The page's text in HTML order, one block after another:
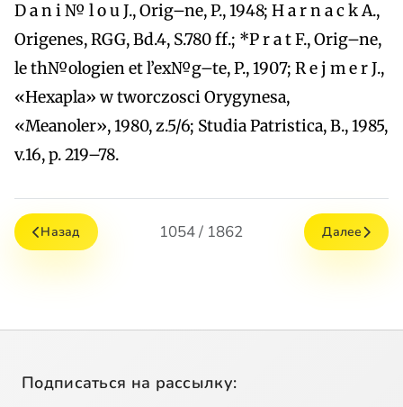
D a n i № l o u J., Orig–ne, P., 1948; H a r n a c k A.,
Origenes, RGG, Bd.4, S.780 ff.; *P r a t F., Orig–ne,
le th№ologien et l’ex№g–te, P., 1907; R e j m e r J.,
«Hexapla» w twоrczosci Orygynesa,
«Meanoler», 1980, z.5/6; Studia Patristica, B., 1985,
v.16, p. 219–78.
Назад 1054 / 1862 Далее
Подписаться на рассылку: